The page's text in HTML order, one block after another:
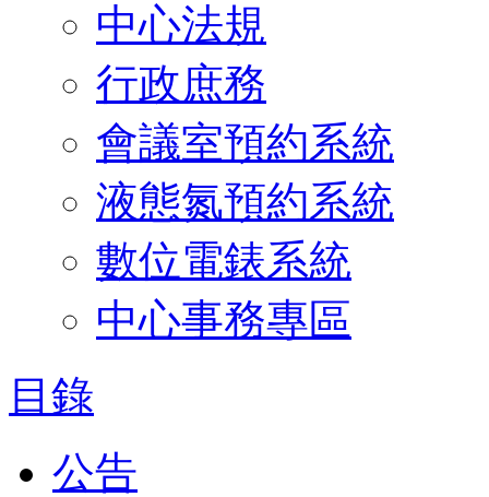
中心法規
行政庶務
會議室預約系統
液態氮預約系統
數位電錶系統
中心事務專區
目錄
公告